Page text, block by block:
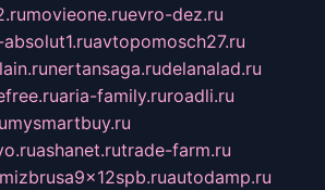
movieone.ruevro-dez.ru
avtopomosch27.ru
nertansaga.rudelanalad.ru
aria-family.ruroadli.ru
mysmartbuy.ru
ashanet.rutrade-farm.ru
autodamp.ru